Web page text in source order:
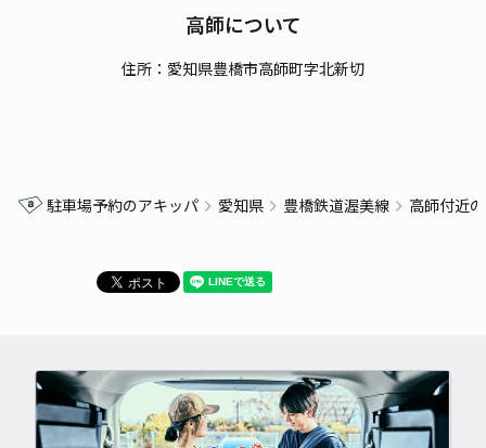
高師について
住所：愛知県豊橋市高師町字北新切
駐車場予約のアキッパ 愛知県 豊橋鉄道渥美線 高師付近